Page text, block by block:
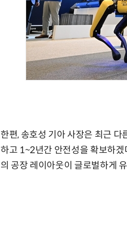
한편, 송호성 기아 사장은 최근
하고 1~2년간 안전성을 확보하겠
의 공장 레이아웃이 글로벌하게